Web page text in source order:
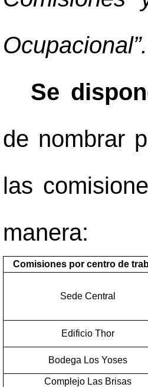
Ocupacional”.
Se
de nombrar
las
manera:
Comisiones por centro de
Sede Central
Edificio Thor
Bodega Los Yoses
Complejo Las Brisas